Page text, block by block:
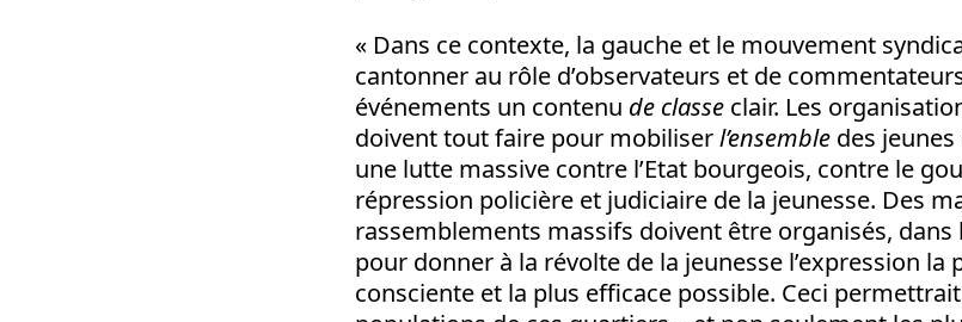
« Dans ce contexte, la gauche et le mouvement
cantonner au rôle d’observateurs et de
événements un contenu de classe clair. Les
doivent tout faire pour mobiliserl’ensemble des
une lutte massive contre l’Etat bourgeois, contre le
répression policière et judiciaire de la jeunesse. Des
rassemblements massifs doivent être organisés,
pour donner à la révolte de la jeunesse l’expression la
consciente et la plus efficace possible. Ceci permettrait